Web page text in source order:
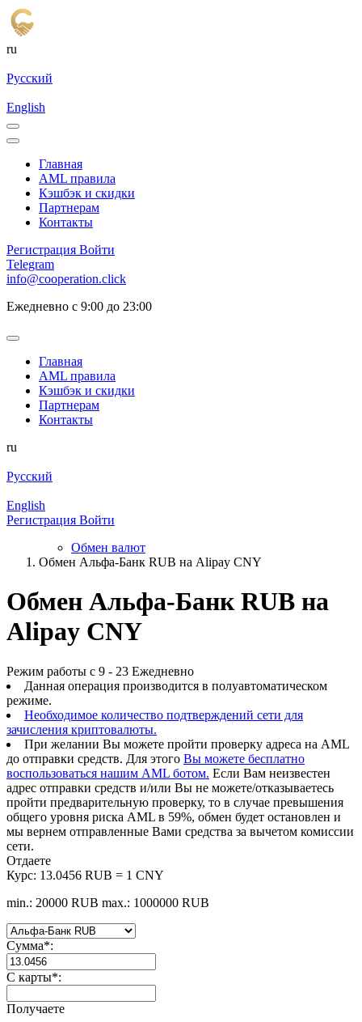
ru
Русский
English
Главная
AML правила
Кэшбэк и cкидки
Партнерам
Контакты
Регистрация Войти
Telegram
info@cooperation.click
Ежедневно с 9:00 до 23:00
Главная
AML правила
Кэшбэк и cкидки
Партнерам
Контакты
ru
Русский
English
Регистрация Войти
Обмен валют
Обмен Альфа-Банк RUB на Alipay CNY
Обмен Альфа-Банк RUB на
Alipay CNY
Режим работы с 9 - 23 Ежедневно
Данная операция производится в полуавтоматическом
режиме.
Необходимое количество подтверждений сети для
зачисления криптовалюты.
При желании Вы можете пройти проверку адреса на AML
до отправки средств. Для этого Вы можете бесплатно
воспользоваться нашим AML ботом. Если Вам неизвестен
адрес отправки средств и/или Вы не можете/отказываетесь
пройти предварительную проверку, то в случае превышения
общего уровня риска AML в 59%, обмен будет остановлен и
мы вернем отправленные Вами средства за вычетом комиссии
сети.
Отдаете
Курс: 13.0456 RUB = 1 CNY
min.: 20000 RUB max.: 1000000 RUB
Сумма*:
С карты*:
Получаете